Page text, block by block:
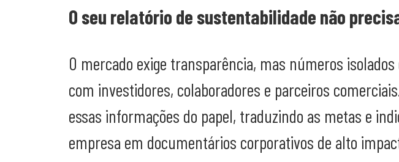
O seu relatório de sustentabilidade não
O mercado exige transparência, mas números
com investidores, colaboradores e parceiros
essas informações do papel, traduzindo as metas e
empresa em documentários corporativos de alto